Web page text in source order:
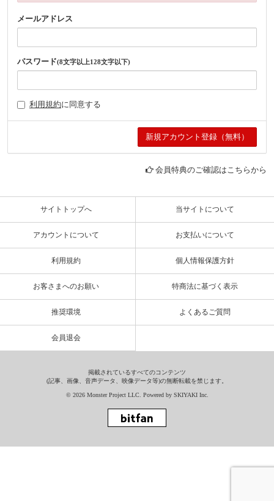
メールアドレス
パスワード(8文字以上128文字以下)
利用規約に同意する
会員特典のご確認はこちらから
サイトトップへ 当サイトについて
アカウントについて お支払いについて
利用規約 個人情報保護方針
お客さまへのお願い 特商法に基づく表示
推奨環境 よくあるご質問
会員退会
掲載されているすべてのコンテンツ
(記事、画像、音声データ、映像データ等)の無断転載を禁じます。
© 2026 Monster Project LLC. Powered by SKIYAKI Inc.